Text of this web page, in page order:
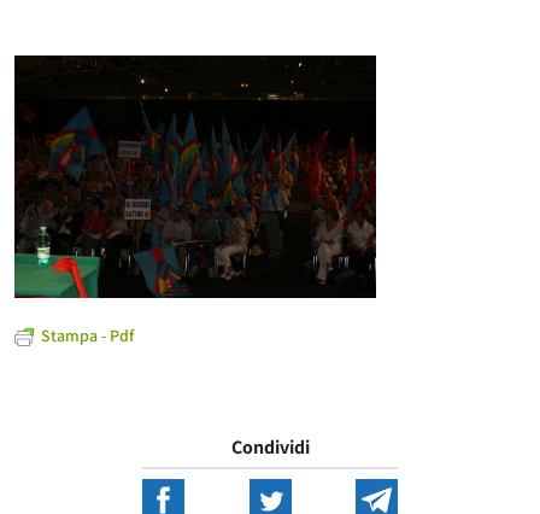
Stampa - Pdf
Condividi